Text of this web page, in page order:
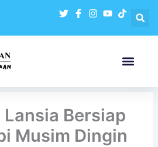
Lansia Bersiap
Musim Dingin